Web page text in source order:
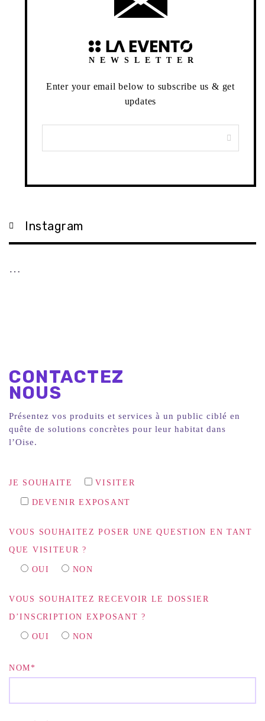
NEWSLETTER
Enter your email below to subscribe us & get
updates
Instagram
…
CONTACTEZ
NOUS
Présentez vos produits et services à un public ciblé en
quête de solutions concrètes pour leur habitat dans
l’Oise.
JE SOUHAITE VISITER
DEVENIR EXPOSANT
VOUS SOUHAITEZ POSER UNE QUESTION EN TANT
QUE VISITEUR ?
OUI NON
VOUS SOUHAITEZ RECEVOIR LE DOSSIER
D’INSCRIPTION EXPOSANT ?
OUI NON
NOM*